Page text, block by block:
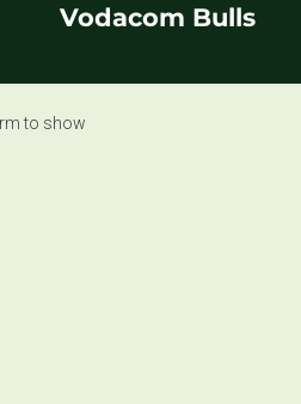
Vodacom Bulls
to show